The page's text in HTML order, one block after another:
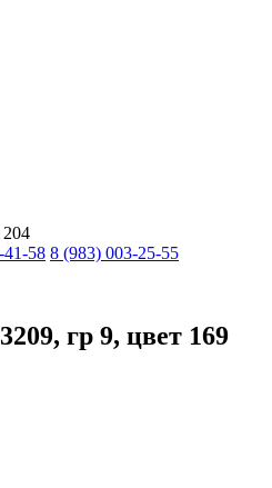
204
41-58 8 (983) 003-25-55
гр 9, цвет 169